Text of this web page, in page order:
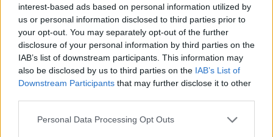
interest-based ads based on personal information utilized by
us or personal information disclosed to third parties prior to
your opt-out. You may separately opt-out of the further
disclosure of your personal information by third parties on the
IAB’s list of downstream participants. This information may
also be disclosed by us to third parties on the IAB’s List of
Downstream Participants that may further disclose it to other
Personal Data Processing Opt Outs
νέους αρχαιολογικούς χώρους και ανοίγουμε
νέα μουσεία, τόσο αυξάνονται τα έσοδα του
υπουργείου Πολιτισμού. Και όταν αυξάνονται
τα έσοδα, το υπουργείο μπορεί να
υποστηρίζει, πολύ περισσότερο και πολύ πιο
άνετα, τη σύγχρονη δημιουργία».
Καταλήγοντας έτσι, πως το φετινό ποσόν για